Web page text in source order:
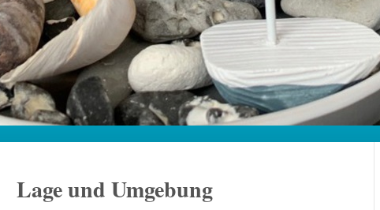
Lage und Umgebung